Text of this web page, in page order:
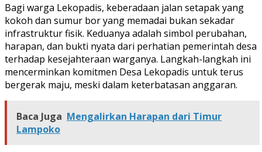
Bagi warga Lekopadis, keberadaan jalan setapak yang
kokoh dan sumur bor yang memadai bukan sekadar
infrastruktur fisik. Keduanya adalah simbol perubahan,
harapan, dan bukti nyata dari perhatian pemerintah desa
terhadap kesejahteraan warganya. Langkah-langkah ini
mencerminkan komitmen Desa Lekopadis untuk terus
bergerak maju, meski dalam keterbatasan anggaran.
Baca Juga Mengalirkan Harapan dari Timur
Lampoko